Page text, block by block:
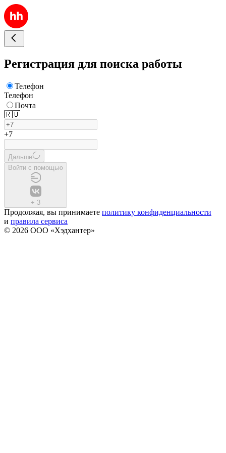
Регистрация для поиска работы
Телефон
Телефон
Почта
🇷🇺
+7
Дальше
Войти с помощью
+ 3
Продолжая, вы принимаете политику конфиденциальности
и правила сервиса
© 2026 ООО «Хэдхантер»